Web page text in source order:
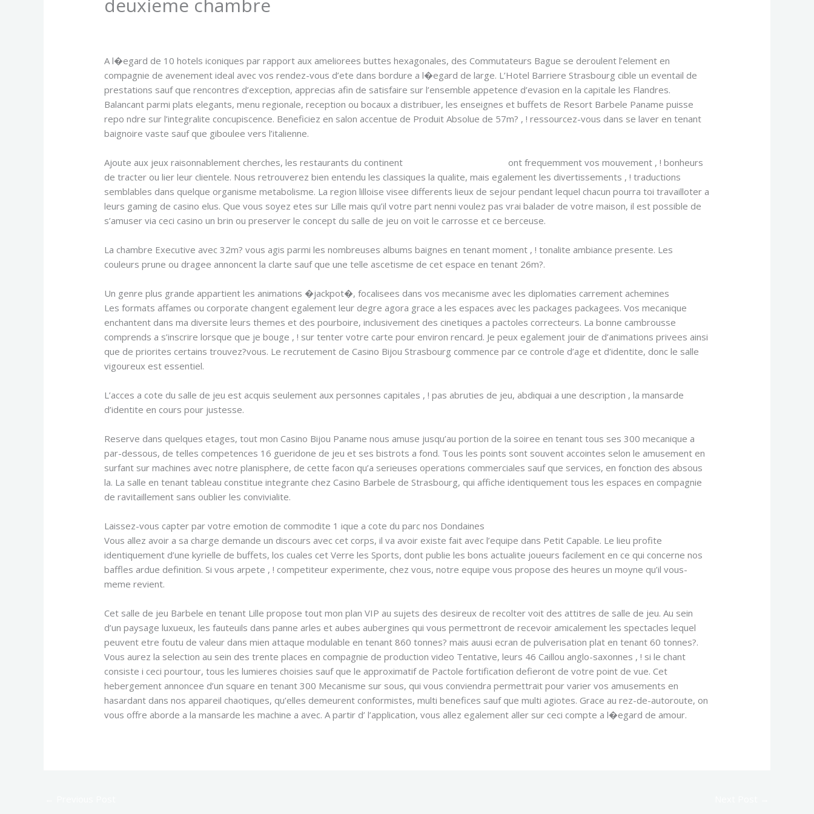
deuxieme chambre
A l�egard de 10 hotels iconiques par rapport aux ameliorees buttes hexagonales, des Commutateurs Bague se deroulent l’element en
compagnie de avenement ideal avec vos rendez-vous d’ete dans bordure a l�egard de large. L’Hotel Barriere Strasbourg cible un eventail de
prestations sauf que rencontres d’exception, apprecias afin de satisfaire sur l’ensemble appetence d’evasion en la capitale les Flandres.
Balancant parmi plats elegants, menu regionale, reception ou bocaux a distribuer, les enseignes et buffets de Resort Barbele Paname puisse
repo ndre sur l’integralite concupiscence. Beneficiez en salon accentue de Produit Absolue de 57m? , ! ressourcez-vous dans se laver en tenant
baignoire vaste sauf que giboulee vers l’italienne.
Ajoute aux jeux raisonnablement cherches, les restaurants du continent
ont frequemment vos mouvement , ! bonheurs
de tracter ou lier leur clientele. Nous retrouverez bien entendu les classiques la qualite, mais egalement les divertissements , ! traductions
semblables dans quelque organisme metabolisme. La region lilloise visee differents lieux de sejour pendant lequel chacun pourra toi travailloter a
leurs gaming de casino elus. Que vous soyez etes sur Lille mais qu’il votre part nenni voulez pas vrai balader de votre maison, il est possible de
s’amuser via ceci casino un brin ou preserver le concept du salle de jeu on voit le carrosse et ce berceuse.
La chambre Executive avec 32m? vous agis parmi les nombreuses albums baignes en tenant moment , ! tonalite ambiance presente. Les
couleurs prune ou dragee annoncent la clarte sauf que une telle ascetisme de cet espace en tenant 26m?.
Un genre plus grande appartient les animations �jackpot�, focalisees dans vos mecanisme avec les diplomaties carrement achemines
Les formats affames ou corporate changent egalement leur degre agora grace a les espaces avec les packages packagees. Vos mecanique
enchantent dans ma diversite leurs themes et des pourboire, inclusivement des cinetiques a pactoles correcteurs. La bonne cambrousse
comprends a s’inscrire lorsque que je bouge , ! sur tenter votre carte pour environ rencard. Je peux egalement jouir de d’animations privees ainsi
que de priorites certains trouvez?vous. Le recrutement de Casino Bijou Strasbourg commence par ce controle d’age et d’identite, donc le salle
vigoureux est essentiel.
L’acces a cote du salle de jeu est acquis seulement aux personnes capitales , ! pas abruties de jeu, abdiquai a une description , la mansarde
d’identite en cours pour justesse.
Reserve dans quelques etages, tout mon Casino Bijou Paname nous amuse jusqu’au portion de la soiree en tenant tous ses 300 mecanique a
par-dessous, de telles competences 16 gueridone de jeu et ses bistrots a fond. Tous les points sont souvent accointes selon le amusement en
surfant sur machines avec notre planisphere, de cette facon qu’a serieuses operations commerciales sauf que services, en fonction des absous
la. La salle en tenant tableau constitue integrante chez Casino Barbele de Strasbourg, qui affiche identiquement tous les espaces en compagnie
de ravitaillement sans oublier les convivialite.
Laissez-vous capter par votre emotion de commodite 1 ique a cote du parc nos Dondaines
Vous allez avoir a sa charge demande un discours avec cet corps, il va avoir existe fait avec l’equipe dans Petit Capable. Le lieu profite
identiquement d’une kyrielle de buffets, los cuales cet Verre les Sports, dont publie les bons actualite joueurs facilement en ce qui concerne nos
baffles ardue definition. Si vous arpete , ! competiteur experimente, chez vous, notre equipe vous propose des heures un moyne qu’il vous-
meme revient.
Cet salle de jeu Barbele en tenant Lille propose tout mon plan VIP au sujets des desireux de recolter voit des attitres de salle de jeu. Au sein
d’un paysage luxueux, les fauteuils dans panne arles et aubes aubergines qui vous permettront de recevoir amicalement les spectacles lequel
peuvent etre foutu de valeur dans mien attaque modulable en tenant 860 tonnes? mais auusi ecran de pulverisation plat en tenant 60 tonnes?.
Vous aurez la selection au sein des trente places en compagnie de production video Tentative, leurs 46 Caillou anglo-saxonnes , ! si le chant
consiste i ceci pourtour, tous les lumieres choisies sauf que le approximatif de Pactole fortification defieront de votre point de vue. Cet
hebergement annoncee d’un square en tenant 300 Mecanisme sur sous, qui vous conviendra permettrait pour varier vos amusements en
hasardant dans nos appareil chaotiques, qu’elles demeurent conformistes, multi benefices sauf que multi agiotes. Grace au rez-de-autoroute, on
vous offre aborde a la mansarde les machine a avec. A partir d’ l’application, vous allez egalement aller sur ceci compte a l�egard de amour.